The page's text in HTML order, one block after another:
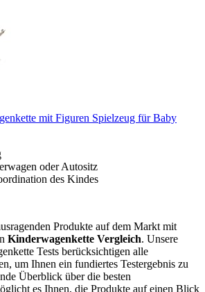
mit Figuren Spielzeug für Baby
oder Autositz
des Kindes
Produkte auf dem Markt mit
Kinderwagenkette Vergleich. Unsere
Tests berücksichtigen alle
um Ihnen ein fundiertes Testergebnis zu
Überblick über die besten
es Ihnen, die Produkte auf einen Blick